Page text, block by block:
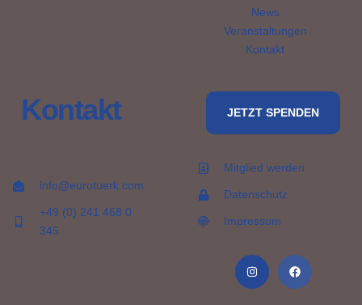
News
Veranstaltungen
Kontakt
Kontakt
info@eurotuerk.com
+49 (0) 241 468 0
345
JETZT SPENDEN
Mitglied werden
Datenschutz
Impressum